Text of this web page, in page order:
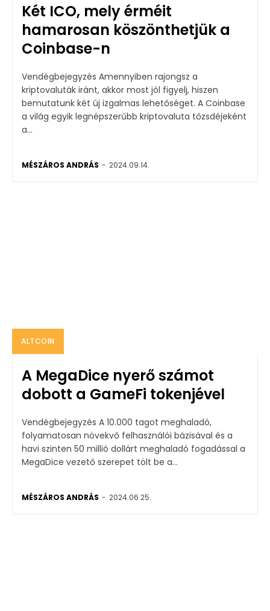
Két ICO, mely érméit
hamarosan köszönthetjük a
Coinbase-n
Vendégbejegyzés Amennyiben rajongsz a
kriptovaluták iránt, akkor most jól figyelj, hiszen
bemutatunk két új izgalmas lehetőséget. A Coinbase
a világ egyik legnépszerűbb kriptovaluta tőzsdéjeként
a...
MÉSZÁROS ANDRÁS - 2024.09.14.
ALTCOIN
A MegaDice nyerő számot
dobott a GameFi tokenjével
Vendégbejegyzés A 10.000 tagot meghaladó,
folyamatosan növekvő felhasználói bázisával és a
havi szinten 50 millió dollárt meghaladó fogadással a
MegaDice vezető szerepet tölt be a...
MÉSZÁROS ANDRÁS - 2024.06.25.